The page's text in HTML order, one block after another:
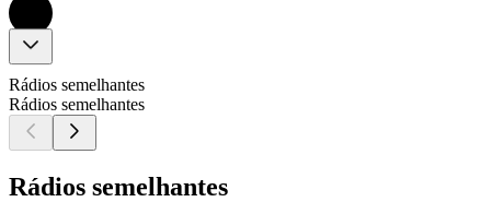
Rádios semelhantes
Rádios semelhantes
Rádios semelhantes